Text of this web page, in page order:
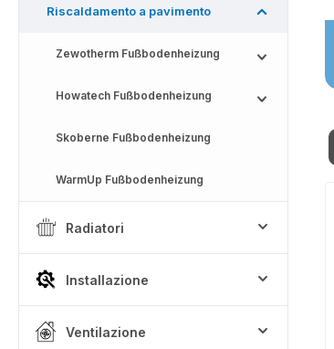
Riscaldamento a pavimento
Zewotherm Fußbodenheizung
Howatech Fußbodenheizung
Skoberne Fußbodenheizung
WarmUp Fußbodenheizung
Radiatori
Installazione
Ventilazione